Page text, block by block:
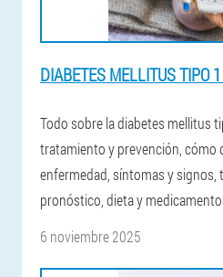
DIABETES MELLITUS TIPO
Todo sobre la diabetes mellitus
tratamiento y prevención, cómo
enfermedad, síntomas y signos,
pronóstico, dieta y
6 noviembre 2025